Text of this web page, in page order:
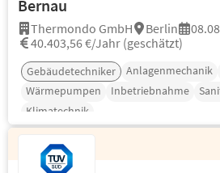
Bernau
Thermondo GmbH Berlin
40.403,56 €/Jahr (geschätzt)
Gebäudetechniker Anlagenmechanik
Wärmepumpen
Inbetriebnahme
Klimatechnik